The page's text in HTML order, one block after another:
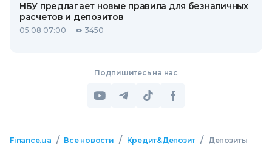
НБУ предлагает новые правила для безналичных
расчетов и депозитов
05.08 07:00 3450
Подпишитесь на нас
Finance.ua / Все новости / Кредит&Депозит /
Депозиты